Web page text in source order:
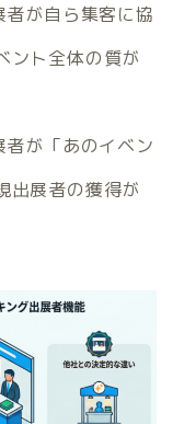
が自ら集客に協
ント全体の質が
が「あのイベン
出展者の獲得が